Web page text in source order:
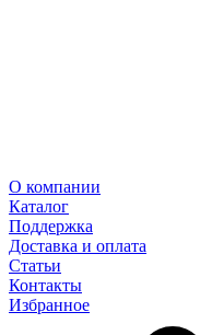
О компании
Каталог
Поддержка
Доставка и оплата
Статьи
Контакты
Избранное